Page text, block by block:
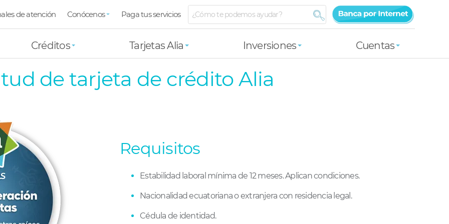
de atención Conócenos Paga tus servicios
Créditos Tarjetas Alia Inversiones Cuentas
de tarjeta de crédito Alia
Requisitos
Estabilidad laboral mínima de 12 meses. Aplican condiciones.
Nacionalidad ecuatoriana o extranjera con residencia legal.
Cédula de identidad.